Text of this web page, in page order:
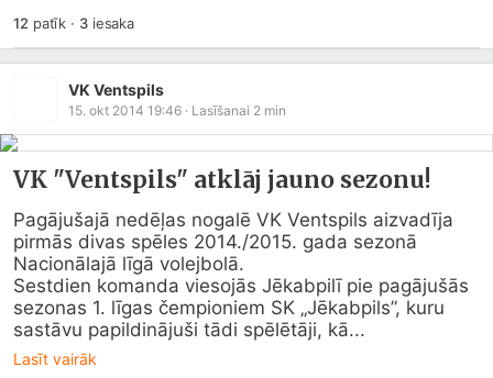
12 patīk · 3iesaka
VK Ventspils
15. okt 2014 19:46 · Lasīšanai 2 min
VK "Ventspils" atklāj jauno sezonu!
Pagājušajā nedēļas nogalē VK Ventspils aizvadīja
pirmās divas spēles 2014./2015. gada sezonā
Nacionālajā līgā volejbolā.
Sestdien komanda viesojās Jēkabpilī pie pagājušās
sezonas 1. līgas čempioniem SK „Jēkabpils”, kuru
sastāvu papildinājuši tādi spēlētāji, kā...
Lasīt vairāk